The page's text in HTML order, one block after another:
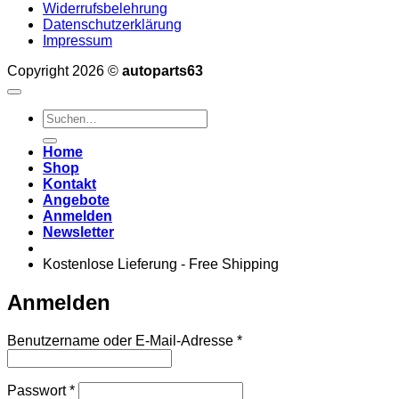
Widerrufsbelehrung
Datenschutzerklärung
Impressum
Copyright 2026 © autoparts63
Suchen
nach:
Home
Shop
Kontakt
Angebote
Anmelden
Newsletter
Kostenlose Lieferung - Free Shipping
Anmelden
Benutzername oder E-Mail-Adresse *Erforderlich
Passwort*Erforderlich